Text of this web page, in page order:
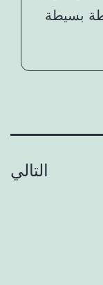
بسيطة
التالي